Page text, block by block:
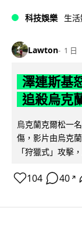
科技娛樂 生
Lawton 1 日
澤連斯基
追殺烏克
烏克蘭克爾松一
傷，影片由烏克
「狩獵式」攻擊
104 40 ↗